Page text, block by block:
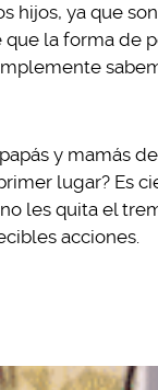
hijos, ya que
que la forma de
y mamás
lugar? Es
les quita el
acciones.